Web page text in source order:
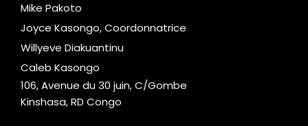
Mike Pakoto
Joyce Kasongo, Coordonnatrice
Willyeve Diakuantinu
Caleb Kasongo
106, Avenue du 30 juin, C/Gombe
Kinshasa, RD Congo